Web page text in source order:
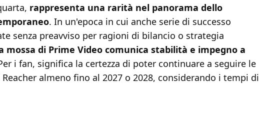
rappresenta una rarità nel panorama dello
. In un'epoca in cui anche serie di successo
senza preavviso per ragioni di bilancio o strategia
mossa di Prime Video comunica stabilità e impegno a
i fan, significa la certezza di poter continuare a seguire le
Reacher almeno fino al 2027 o 2028, considerando i tempi di